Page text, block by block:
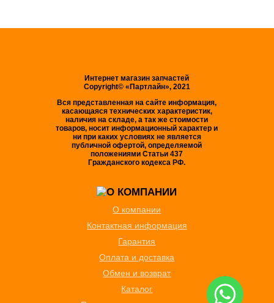
Интернет магазин запчастей
Copyright© «Партлайн», 2021
Вся представленная на сайте информация,
касающаяся технических характеристик,
наличия на складе, а так же стоимости
товаров, носит информационный характер и
ни при каких условиях не является
публичной офертой, определяемой
положениями Статьи 437
Гражданского кодекса РФ.
О компании
Контактная информация
Гарантия
Оплата и доставка
Обмен и возврат
Каталог